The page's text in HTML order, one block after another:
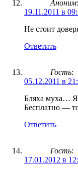
Аноним:
19.11.2011 в
Не стоит
Ответить
Гость:
05.12.2011 в
Бляха муха… Я
Бесплатно —
Ответить
Гость:
17.01.2012 в